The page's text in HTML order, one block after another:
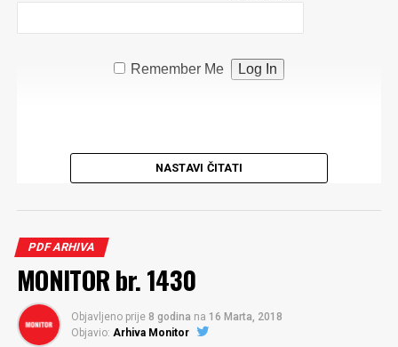
Remember Me
NASTAVI ČITATI
PDF ARHIVA
MONITOR br. 1430
Objavljeno prije 8 godina na 16 Marta, 2018
Objavio: Arhiva Monitor